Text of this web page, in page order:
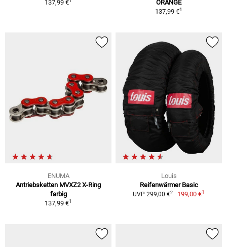
137,99 €
ORANGE
137,99 €1
ENUMA
Antriebsketten MVXZ2 X-Ring
farbig
137,99 €1
Louis
Reifenwärmer Basic
UVP 299,00 €2 199,00 €1